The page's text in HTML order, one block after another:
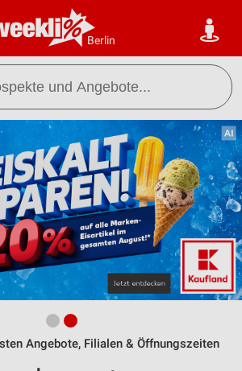
Berlin
Angebote, Filialen & Öffnungszeiten